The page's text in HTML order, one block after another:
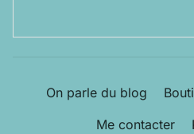
On parle du blog
Me contacter